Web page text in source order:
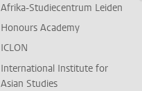
Afrika-Studiecentrum Leiden
Honours Academy
ICLON
International Institute for
Asian Studies